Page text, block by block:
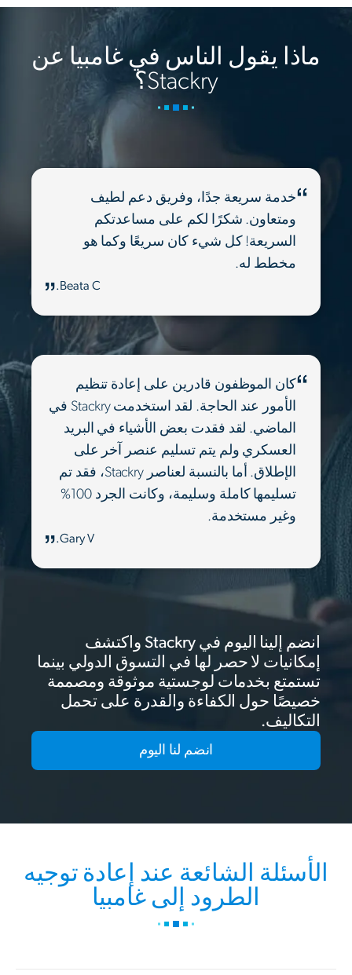
ماذا يقول الناس في غامبيا عن
Stackry؟
خدمة سريعة جدًا، وفريق دعم لطيف
ومتعاون. شكرًا لكم على مساعدتكم
السريعة! كل شيء كان سريعًا وكما هو
مخطط له.
Beata C.
كان الموظفون قادرين على إعادة تنظيم
الأمور عند الحاجة. لقد استخدمت Stackry في
الماضي. لقد فقدت بعض الأشياء في البريد
العسكري ولم يتم تسليم عنصر آخر على
الإطلاق. أما بالنسبة لعناصر Stackry، فقد تم
تسليمها كاملة وسليمة، وكانت الجرد 100%
وغير مستخدمة.
Gary V.
انضم إلينا اليوم في Stackry واكتشف
إمكانيات لا حصر لها في التسوق الدولي بينما
تستمتع بخدمات لوجستية موثوقة ومصممة
خصيصًا حول الكفاءة والقدرة على تحمل
التكاليف.
انضم لنا اليوم
الأسئلة الشائعة عند إعادة توجيه
الطرود إلى غامبيا